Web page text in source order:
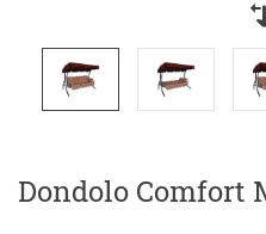
Dondolo Comfort